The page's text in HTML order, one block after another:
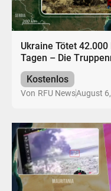
Ukraine Tötet
Tagen – Die
Kostenlos
Von RFU NewsAugust